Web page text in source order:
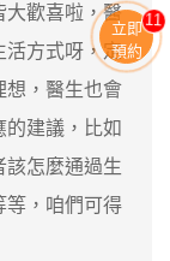
大歡喜啦，醫
活方式呀，定
想，醫生也會
建議，比如
該怎麼通過生
等，咱們可得
立即
預約
11